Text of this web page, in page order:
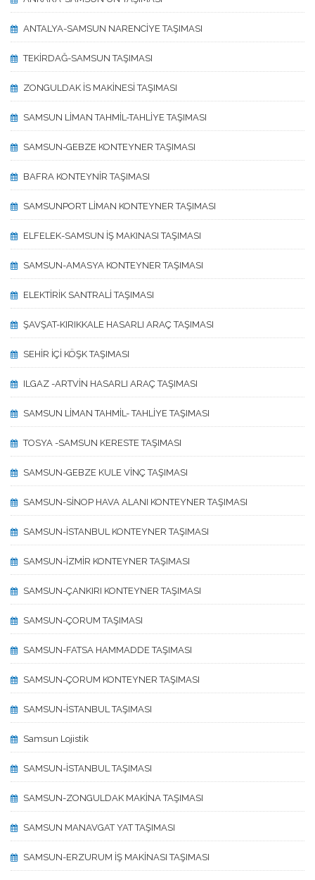
ANTALYA-SAMSUN NARENCİYE TAŞIMASI
TEKİRDAĞ-SAMSUN TAŞIMASI
ZONGULDAK İS MAKİNESİ TAŞIMASI
SAMSUN LİMAN TAHMİL-TAHLİYE TAŞIMASI
SAMSUN-GEBZE KONTEYNER TAŞIMASI
BAFRA KONTEYNİR TAŞIMASI
SAMSUNPORT LİMAN KONTEYNER TAŞIMASI
ELFELEK-SAMSUN İŞ MAKINASI TAŞIMASI
SAMSUN-AMASYA KONTEYNER TAŞIMASI
ELEKTİRİK SANTRALİ TAŞIMASI
ŞAVŞAT-KIRIKKALE HASARLI ARAÇ TAŞIMASI
SEHİR İÇİ KÖŞK TAŞIMASI
ILGAZ -ARTVİN HASARLI ARAÇ TAŞIMASI
SAMSUN LİMAN TAHMİL- TAHLİYE TAŞIMASI
TOSYA -SAMSUN KERESTE TAŞIMASI
SAMSUN-GEBZE KULE VİNÇ TAŞIMASI
SAMSUN-SİNOP HAVA ALANI KONTEYNER TAŞIMASI
SAMSUN-İSTANBUL KONTEYNER TAŞIMASI
SAMSUN-İZMİR KONTEYNER TAŞIMASI
SAMSUN-ÇANKIRI KONTEYNER TAŞIMASI
SAMSUN-ÇORUM TAŞIMASI
SAMSUN-FATSA HAMMADDE TAŞIMASI
SAMSUN-ÇORUM KONTEYNER TAŞIMASI
SAMSUN-İSTANBUL TAŞIMASI
Samsun Lojistik
SAMSUN-İSTANBUL TAŞIMASI
SAMSUN-ZONGULDAK MAKİNA TAŞIMASI
SAMSUN MANAVGAT YAT TAŞIMASI
SAMSUN-ERZURUM İŞ MAKİNASI TAŞIMASI